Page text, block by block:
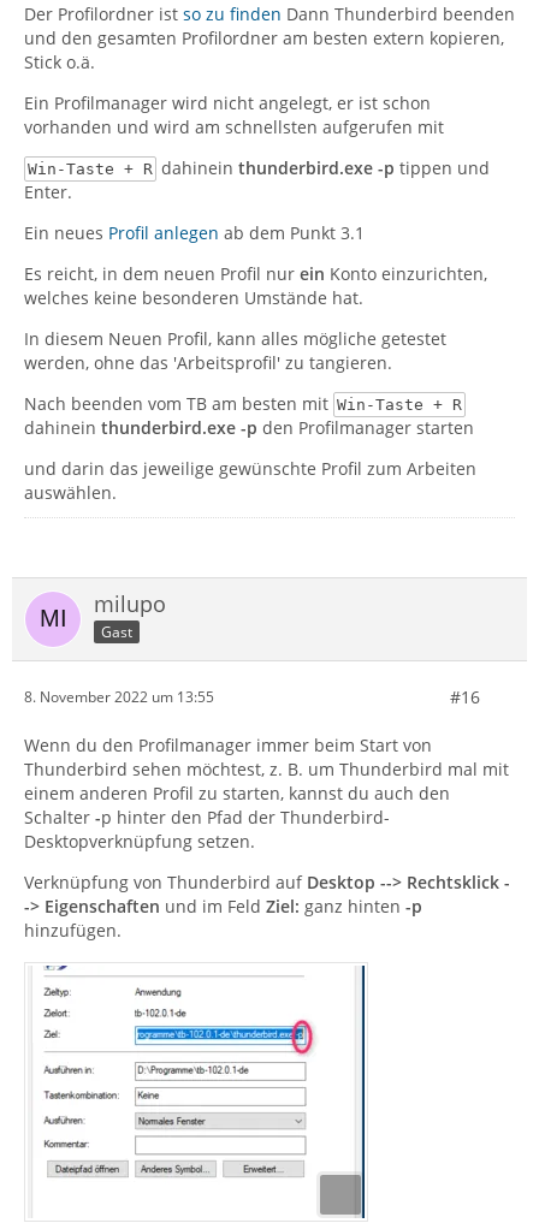
Der Profilordner ist so zu finden Dann Thunderbird beenden
und den gesamten Profilordner am besten extern kopieren,
Stick o.ä.
Ein Profilmanager wird nicht angelegt, er ist schon
vorhanden und wird am schnellsten aufgerufen mit
Win-Taste + R dahinein thunderbird.exe -p tippen und
Enter.
Ein neues Profil anlegen ab dem Punkt 3.1
Es reicht, in dem neuen Profil nur ein Konto einzurichten,
welches keine besonderen Umstände hat.
In diesem Neuen Profil, kann alles mögliche getestet
werden, ohne das 'Arbeitsprofil' zu tangieren.
Nach beenden vom TB am besten mit Win-Taste + R
dahinein thunderbird.exe -p den Profilmanager starten
und darin das jeweilige gewünschte Profil zum Arbeiten
auswählen.
milupo
Gast
8. November 2022 um 13:55 #16
Wenn du den Profilmanager immer beim Start von
Thunderbird sehen möchtest, z. B. um Thunderbird mal mit
einem anderen Profil zu starten, kannst du auch den
Schalter -p hinter den Pfad der Thunderbird-
Desktopverknüpfung setzen.
Verknüpfung von Thunderbird auf Desktop --> Rechtsklick -
-> Eigenschaften und im Feld Ziel: ganz hinten -p
hinzufügen.